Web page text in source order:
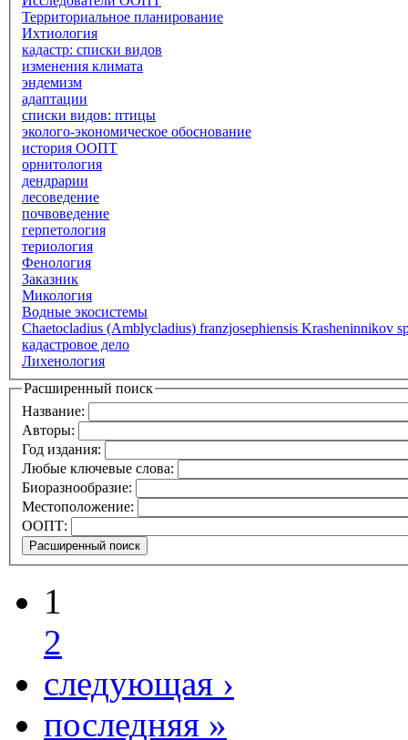
Территориальное планирование
Ихтиология
кадастр: списки видов
изменения климата
эндемизм
адаптации
списки видов: птицы
эколого-экономическое обоснование
история ООПТ
орнитология
дендрарии
лесоведение
почвоведение
герпетология
териология
Фенология
Заказник
Микология
Водные экосистемы
Chaetocladius (Amblycladius) franzjosephiensis Krasheninnikov
кадастровое дело
Лихенология
Расширенный поиск
Название:
Авторы:
Год издания:
Любые ключевые слова:
Биоразнообразие:
Местоположение:
ООПТ:
1
2
следующая ›
последняя »